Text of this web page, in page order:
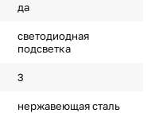
да
светодиодная
подсветка
3
нержавеющая сталь